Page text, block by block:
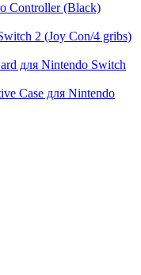
Controller (Black)
2 (Joy Con/4 gribs)
для Nintendo Switch
Case для Nintendo